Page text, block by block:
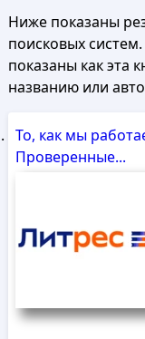
Ниже показаны
поисковых
показаны как эта
названию или
То, как мы
Проверенные...